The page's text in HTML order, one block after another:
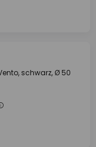
schwarz, Ø 50